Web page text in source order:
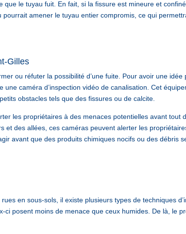
le tuyau fuit. En fait, si la fissure est mineure et
amener le tuyau entier compromis, ce qui
Gilles
ou réfuter la possibilité d’une fuite. Pour avoir une idée
caméra d’inspection vidéo de canalisation. Cet
obstacles tels que des fissures ou de calcite.
les propriétaires à des menaces potentielles avant tout
et des allées, ces caméras peuvent alerter les
avant que des produits chimiques nocifs ou des débris
en sous-sols, il existe plusieurs types de techniques
posent moins de menace que ceux humides. De là, le